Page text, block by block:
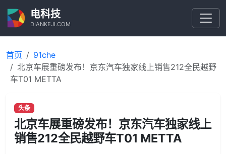
电科技
DIANKEJI.COM
首页
91che
北京车展重磅发布！京东汽车独家线上销售212全民越野
车T01 METTA
头条
北京车展重磅发布！京东汽车独家线上
销售212全民越野车T01 METTA